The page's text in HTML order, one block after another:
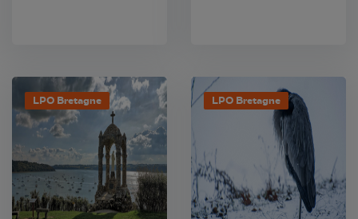
LPO Bretagne LPO Bretagne